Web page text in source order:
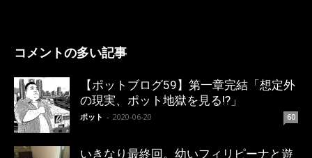
コメントの多い記事
【ポットブログ59】第一章完結「想定外
の現実、ポット地獄を見る!?」
ポット - 2020-06-20 60
いきなり最終回。幼いフィリピーナと遊